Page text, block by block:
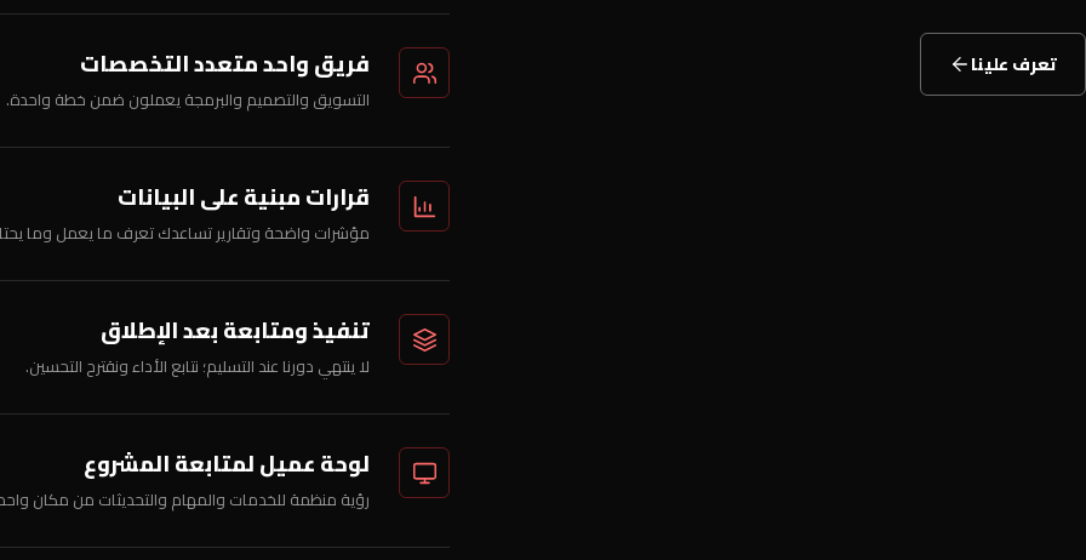
تعرف علينا فريق واحد متعدد التخصصات
التسويق والتصميم والبرمجة يعملون ضمن خطة واحدة.
قرارات مبنية على البيانات
مؤشرات واضحة وتقارير تساعدك تعرف ما يعمل وما
تنفيذ ومتابعة بعد الإطلاق
لا ينتهي دورنا عند التسليم؛ نتابع الأداء ونقترح التحسين.
لوحة عميل لمتابعة المشروع
رؤية منظمة للخدمات والمهام والتحديثات من مكان